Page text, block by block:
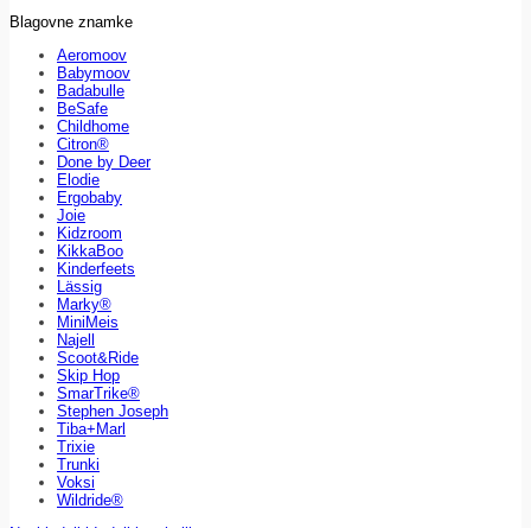
Blagovne znamke
Aeromoov
Babymoov
Badabulle
BeSafe
Childhome
Citron®
Done by Deer
Elodie
Ergobaby
Joie
Kidzroom
KikkaBoo
Kinderfeets
Lässig
Marky®
MiniMeis
Najell
Scoot&Ride
Skip Hop
SmarTrike®
Stephen Joseph
Tiba+Marl
Trixie
Trunki
Voksi
Wildride®